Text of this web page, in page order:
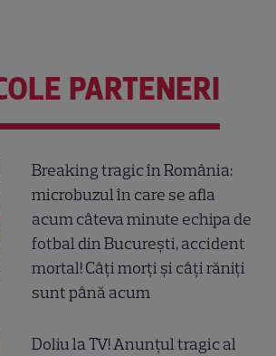
PARTENERI
Breaking tragic în România:
microbuzul în care se afla
acum câteva minute echipa de
fotbal din București, accident
mortal! Câți morți și câți răniți
sunt până acum
Doliu la TV! Anunțul tragic al